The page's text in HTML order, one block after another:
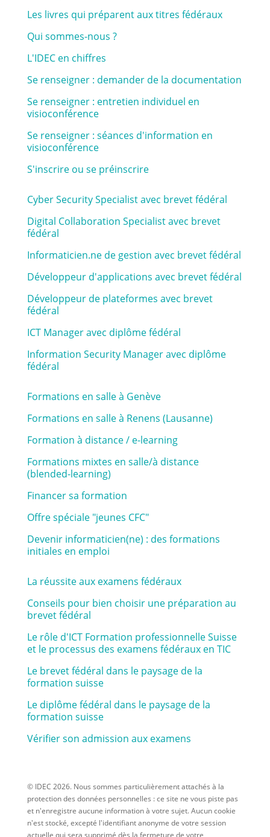
Les livres qui préparent aux titres fédéraux
Qui sommes-nous ?
L'IDEC en chiffres
Se renseigner : demander de la documentation
Se renseigner : entretien individuel en
visioconférence
Se renseigner : séances d'information en
visioconférence
S'inscrire ou se préinscrire
Cyber Security Specialist avec brevet fédéral
Digital Collaboration Specialist avec brevet
fédéral
Informaticien.ne de gestion avec brevet fédéral
Développeur d'applications avec brevet fédéral
Développeur de plateformes avec brevet
fédéral
ICT Manager avec diplôme fédéral
Information Security Manager avec diplôme
fédéral
Formations en salle à Genève
Formations en salle à Renens (Lausanne)
Formation à distance / e-learning
Formations mixtes en salle/à distance
(blended-learning)
Financer sa formation
Offre spéciale "jeunes CFC"
Devenir informaticien(ne) : des formations
initiales en emploi
La réussite aux examens fédéraux
Conseils pour bien choisir une préparation au
brevet fédéral
Le rôle d'ICT Formation professionnelle Suisse
et le processus des examens fédéraux en TIC
Le brevet fédéral dans le paysage de la
formation suisse
Le diplôme fédéral dans le paysage de la
formation suisse
Vérifier son admission aux examens
© IDEC 2026. Nous sommes particulièrement attachés à la
protection des données personnelles : ce site ne vous piste pas
et n'enregistre aucune information à votre sujet. Aucun cookie
n'est stocké, excepté l'identifiant anonyme de votre session
actuelle qui sera supprimé dès la fermeture de votre